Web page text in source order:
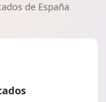
de España